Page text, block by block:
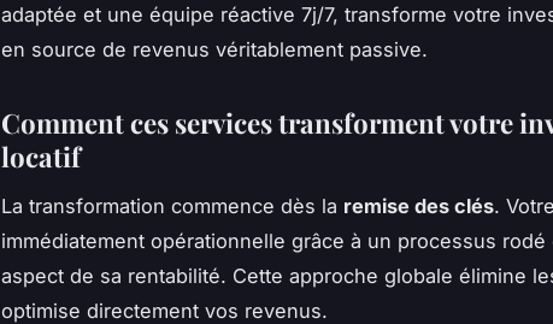
adaptée et une équipe réactive 7j/7, transforme votre
en source de revenus véritablement passive.
Comment ces services transforment votre
locatif
La transformation commence dès la remise des clés.
immédiatement opérationnelle grâce à un processus rodé
aspect de sa rentabilité. Cette approche globale élimine
optimise directement vos revenus.